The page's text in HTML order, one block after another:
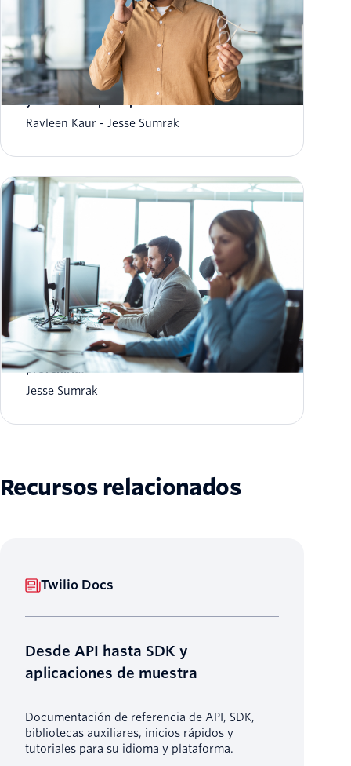
Call center en la nube: qué es, cómo funciona
y soluciones principales
Ravleen Kaur
Jesse Sumrak
Evasión de llamadas: ¿qué es y cómo puedes
prevenirla?
Jesse Sumrak
Recursos relacionados
Twilio Docs
Desde API hasta SDK y
aplicaciones de muestra
Documentación de referencia de API, SDK,
bibliotecas auxiliares, inicios rápidos y
tutoriales para su idioma y plataforma.